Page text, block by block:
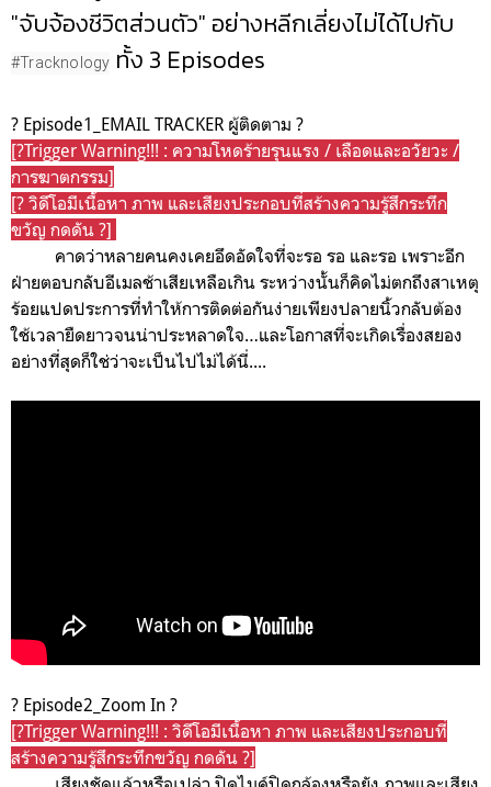
"จับจ้องชีวิตส่วนตัว" อย่างหลีกเลี่ยงไม่ได้ไปกับ
#Tracknology ทั้ง 3 Episodes
? Episode1_EMAIL TRACKER ผู้ติดตาม ?
[?Trigger Warning!!! : ความโหดร้ายรุนแรง / เลือดและอวัยวะ /
การฆาตกรรม]
[? วิดีโอมีเนื้อหา ภาพ และเสียงประกอบที่สร้างความรู้สึกระทึก
ขวัญ กดดัน ?]
คาดว่าหลายคนคงเคยอึดอัดใจที่จะรอ รอ และรอ เพราะอีก
ฝ่ายตอบกลับอีเมลช้าเสียเหลือเกิน ระหว่างนั้นก็คิดไม่ตกถึงสาเหตุ
ร้อยแปดประการที่ทำให้การติดต่อกันง่ายเพียงปลายนิ้วกลับต้อง
ใช้เวลายืดยาวจนน่าประหลาดใจ…และโอกาสที่จะเกิดเรื่องสยอง
อย่างที่สุดก็ใช่ว่าจะเป็นไปไม่ได้นี่....
? Episode2_Zoom In ?
[?Trigger Warning!!! : วิดีโอมีเนื้อหา ภาพ และเสียงประกอบที่
สร้างความรู้สึกระทึกขวัญ กดดัน ?]